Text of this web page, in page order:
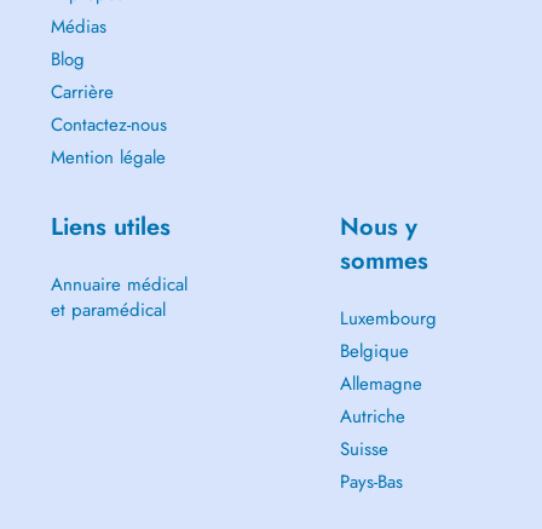
Médias
Blog
Carrière
Contactez-nous
Mention légale
Liens utiles
Annuaire médical
et paramédical
Nous y
sommes
Luxembourg
Belgique
Allemagne
Autriche
Suisse
Pays-Bas